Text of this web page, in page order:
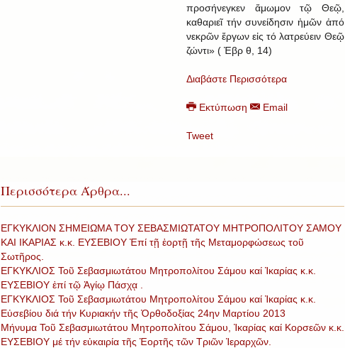
προσήνεγκεν ἄμωμον τῷ Θεῷ,
καθαριεῖ τήν συνείδησιν ἡμῶν ἀπό
νεκρῶν ἔργων εἰς τό λατρεύειν Θεῷ
ζώντι» ( Ἐβρ θ, 14)
Διαβάστε Περισσότερα
Εκτύπωση Email
Tweet
Περισσότερα Άρθρα...
ΕΓΚΥΚΛΙΟΝ ΣΗΜΕΙΩΜΑ ΤΟΥ ΣΕΒΑΣΜΙΩΤΑΤΟΥ ΜΗΤΡΟΠΟΛΙΤΟΥ ΣΑΜΟΥ
ΚΑΙ ΙΚΑΡΙΑΣ κ.κ. ΕΥΣΕΒΙΟΥ Ἐπί τῇ ἑορτῇ τῆς Μεταμορφώσεως τοῦ
Σωτῆρος.
ΕΓΚΥΚΛΙΟΣ Τοῦ Σεβασμιωτάτου Μητροπολίτου Σάμου καί Ἰκαρίας κ.κ.
ΕΥΣΕΒΙΟΥ ἐπί τῷ Ἁγίῳ Πάσχᾳ .
ΕΓΚΥΚΛΙΟΣ Τοῦ Σεβασμιωτάτου Μητροπολίτου Σάμου καί Ἰκαρίας κ.κ.
Εὐσεβίου διά τήν Κυριακήν τῆς Ὀρθοδοξίας 24ην Μαρτίου 2013
Μήνυμα Τοῦ Σεβασμιωτάτου Μητροπολίτου Σάμου, Ἰκαρίας καί Κορσεῶν κ.κ.
ΕΥΣΕΒΙΟΥ μέ τήν εὐκαιρία τῆς Ἑορτῆς τῶν Τριῶν Ἱεραρχῶν.